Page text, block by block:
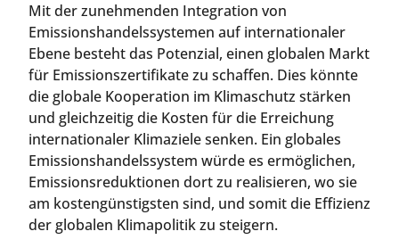
Mit der zunehmenden Integration von
Emissionshandelssystemen auf internationaler
Ebene besteht das Potenzial, einen globalen Markt
für Emissionszertifikate zu schaffen. Dies könnte
die globale Kooperation im Klimaschutz stärken
und gleichzeitig die Kosten für die Erreichung
internationaler Klimaziele senken. Ein globales
Emissionshandelssystem würde es ermöglichen,
Emissionsreduktionen dort zu realisieren, wo sie
am kostengünstigsten sind, und somit die Effizienz
der globalen Klimapolitik zu steigern.